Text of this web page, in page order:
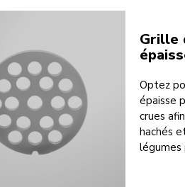
Grille
Optez
épaisse
crues
hachés
légumes